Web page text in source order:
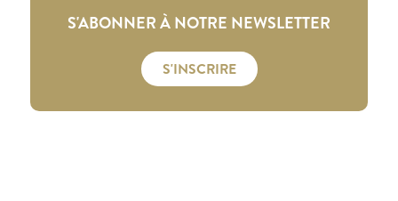
S'ABONNER À NOTRE NEWSLETTER
S'INSCRIRE